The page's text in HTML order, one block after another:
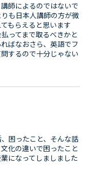
師によるのではないで
も日本人講師の方が微
もらえると思います
ってまで取るべきかと
ばなおさら、英語でフ
するので十分じゃない
困ったこと、そんな話
化の違いで困ったこと
になってしましました